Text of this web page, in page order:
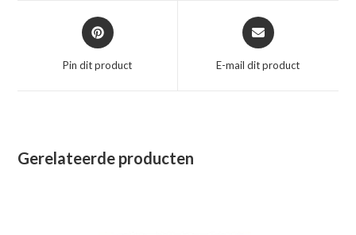
Opent
in
nieuw
Pin dit product
Opent
in
nieuw
E-mail dit product
Gerelateerde producten